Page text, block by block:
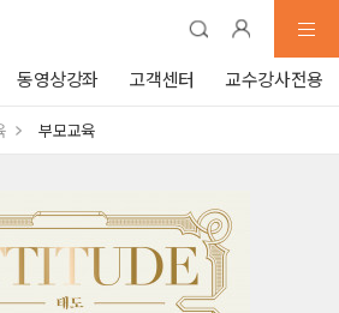
동영상강좌 고객센터 교수강사전용
부모교육